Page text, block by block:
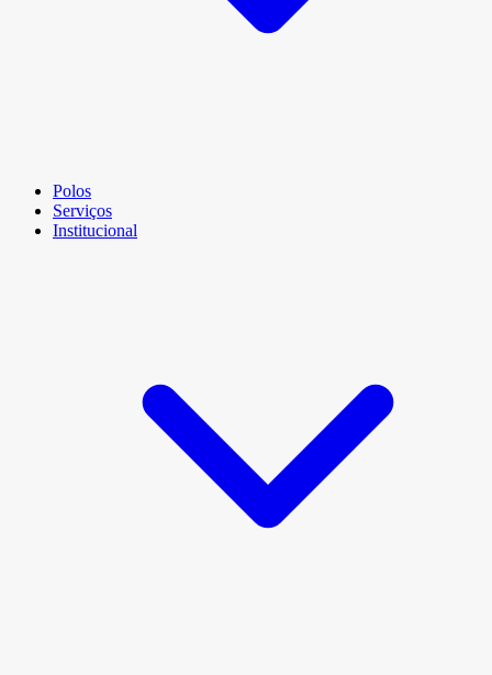
Polos
Serviços
Institucional